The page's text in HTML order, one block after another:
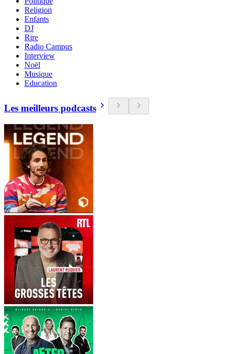
Religion
Enfants
DJ
Rire
Radio Campus
Interview
Noël
Musique
Education
Les meilleurs podcasts